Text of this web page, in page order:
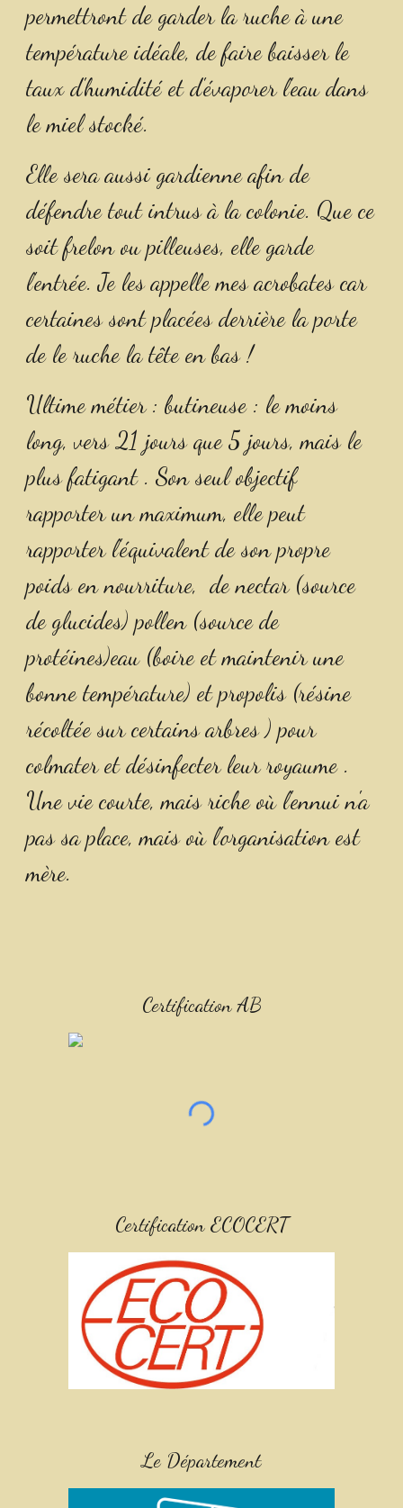
permettront de garder la ruche à une
température idéale, de faire baisser le
taux d'humidité et d'évaporer l'eau dans
le miel stocké.
Elle sera aussi gardienne afin de
défendre tout intrus à la colonie. Que ce
soit frelon ou pilleuses, elle garde
l'entrée. Je les appelle mes acrobates car
certaines sont placées derrière la porte
de le ruche la tête en bas !
Ultime métier : butineuse : le moins
long, vers 21 jours que 5 jours, mais le
plus fatigant . Son seul objectif
rapporter un maximum, elle peut
rapporter l'équivalent de son propre
poids en nourriture,  de nectar (source
de glucides) pollen (source de
protéines)eau (boire et maintenir une
bonne température) et propolis (résine
récoltée sur certains arbres ) pour
colmater et désinfecter leur royaume .
Une vie courte, mais riche où l'ennui n'a
pas sa place, mais où l'organisation est
mère.
Certification AB
Certification ECOCERT
Le Département